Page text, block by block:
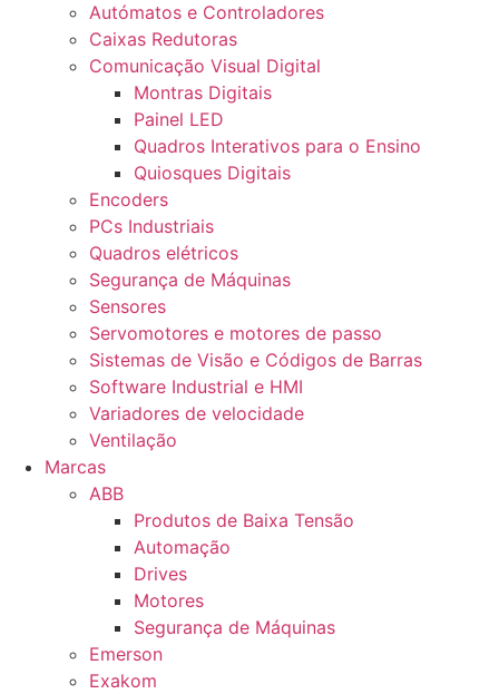
Autómatos e Controladores
Caixas Redutoras
Comunicação Visual Digital
Montras Digitais
Painel LED
Quadros Interativos para o Ensino
Quiosques Digitais
Encoders
PCs Industriais
Quadros elétricos
Segurança de Máquinas
Sensores
Servomotores e motores de passo
Sistemas de Visão e Códigos de Barras
Software Industrial e HMI
Variadores de velocidade
Ventilação
Marcas
ABB
Produtos de Baixa Tensão
Automação
Drives
Motores
Segurança de Máquinas
Emerson
Exakom